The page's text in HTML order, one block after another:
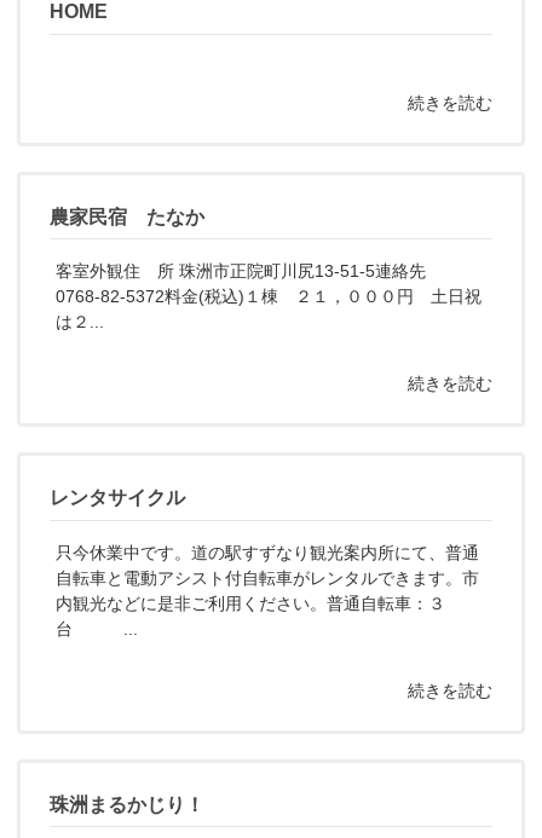
HOME
続きを読む
農家民宿 たなか
客室外観住 所 珠洲市正院町川尻13-51-5連絡先
0768-82-5372料金(税込)１棟 ２１，０００円 土日祝
は２...
続きを読む
レンタサイクル
只今休業中です。道の駅すずなり観光案内所にて、普通
自転車と電動アシスト付自転車がレンタルできます。市
内観光などに是非ご利用ください。普通自転車：３
台 ...
続きを読む
珠洲まるかじり！